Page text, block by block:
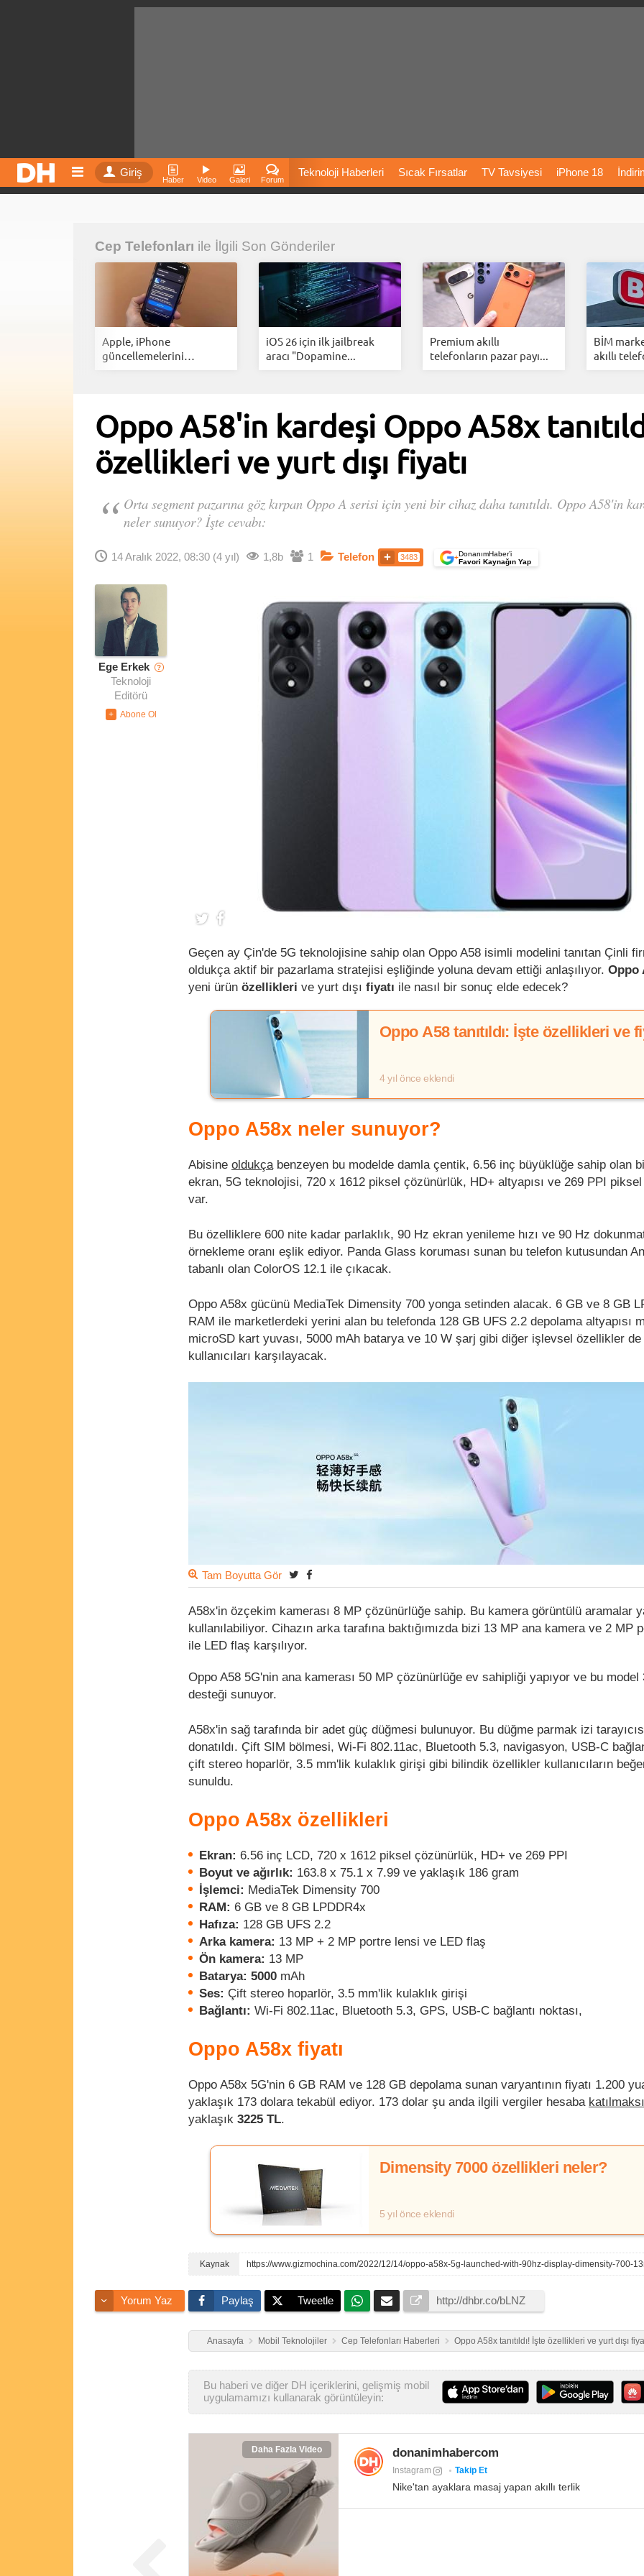
Giriş
Haber Video Galeri Forum
Teknoloji Haberleri Sıcak Fırsatlar TV Tavsiyesi iPhone 18
Fiyatları
İnstagram Dondurma İnstagram Çöktü Mü
Cep Telefonları ile İlgili Son Gönderiler
Apple, iPhone
güncellemelerini
hızlandırdı...
iOS 26 için ilk jailbreak
aracı "Dopamine...
Premium akıllı
telefonların pazar payı...
BİM
akıllı
Oppo A58'in kardeşi Oppo A58x
özellikleri ve yurt dışı fiyatı
Orta segment pazarına göz kırpan Oppo A serisi için yeni bir cihaz daha tanıtıldı. Oppo A58'in
neler sunuyor? İşte cevabı:
14 Aralık 2022, 08:30 (4 yıl) 1,8b 1 Telefon 3483 +DonanımHaber’i
Favori Kaynağın Yap
Ege Erkek ?
Teknoloji
Editörü
Geçen ay Çin'de 5G teknolojisine sahip olan Oppo A58 isimli modelini tanıtan Çinli
oldukça aktif bir pazarlama stratejisi eşliğinde yoluna devam ettiği anlaşılıyor. Oppo
yeni ürün özellikleri ve yurt dışı fiyatı ile nasıl bir sonuç elde edecek?
Oppo A58 tanıtıldı: İşte özellikleri ve
4 yıl önce eklendi
Oppo A58x neler sunuyor?
Abisine oldukçabenzeyen bu modelde damla çentik, 6.56 inç büyüklüğe sahip olan
ekran, 5G teknolojisi, 720 x 1612 piksel çözünürlük, HD+ altyapısı ve 269 PPI
var.
Bu özelliklere 600 nite kadar parlaklık, 90 Hz ekran yenileme hızı ve 90 Hz
örnekleme oranı eşlik ediyor. Panda Glass koruması sunan bu telefon kutusundan
tabanlı olan ColorOS 12.1 ile çıkacak.
Oppo A58x gücünü MediaTek Dimensity 700 yonga setinden alacak. 6 GB ve 8 GB
RAM ile marketlerdeki yerini alan bu telefonda 128 GB UFS 2.2 depolama altyapısı
microSD kart yuvası, 5000 mAh batarya ve 10 W şarj gibi diğer işlevsel özellikler de
kullanıcıları karşılayacak.
Tam Boyutta Gör
A58x'in özçekim kamerası 8 MP çözünürlüğe sahip. Bu kamera görüntülü aramalar
kullanılabiliyor. Cihazın arka tarafına baktığımızda bizi 13 MP ana kamera ve 2 MP
ile LED flaş karşılıyor.
Oppo A58 5G'nin ana kamerası 50 MP çözünürlüğe ev sahipliği yapıyor ve bu model
desteği sunuyor.
A58x'in sağ tarafında bir adet güç düğmesi bulunuyor. Bu düğme parmak izi
donatıldı. Çift SIM bölmesi, Wi-Fi 802.11ac, Bluetooth 5.3, navigasyon, USB-C
çift stereo hoparlör, 3.5 mm'lik kulaklık girişi gibi bilindik özellikler kullanıcıların
sunuldu.
Oppo A58x özellikleri
Ekran: 6.56 inç LCD, 720 x 1612 piksel çözünürlük, HD+ ve 269 PPI
Boyut ve ağırlık: 163.8 x 75.1 x 7.99 ve yaklaşık 186 gram
İşlemci: MediaTek Dimensity 700
RAM: 6 GB ve 8 GB LPDDR4x
Hafıza: 128 GB UFS 2.2
Arka kamera: 13 MP + 2 MP portre lensi ve LED flaş
Ön kamera: 13 MP
Batarya: 5000 mAh
Ses: Çift stereo hoparlör, 3.5 mm'lik kulaklık girişi
Bağlantı: Wi-Fi 802.11ac, Bluetooth 5.3, GPS, USB-C bağlantı noktası,
Oppo A58x fiyatı
Oppo A58x 5G'nin 6 GB RAM ve 128 GB depolama sunan varyantının fiyatı 1.200
yaklaşık 173 dolara tekabül ediyor. 173 dolar şu anda ilgili vergiler hesaba
yaklaşık 3225 TL.
Dimensity 7000 özellikleri neler?
5 yıl önce eklendi
Yorum Yaz Paylaş Tweetle
Anasayfa Mobil Teknolojiler Cep Telefonları Haberleri Oppo A58x tanıtıldı! İşte özellikleri ve yurt dışı
Bu haberi ve diğer DH içeriklerini, gelişmiş mobil
uygulamamızı kullanarak görüntüleyin:
Daha Fazla Video donanimhabercom
Instagram Takip Et
Nike'tan ayaklara masaj yapan akıllı terlik